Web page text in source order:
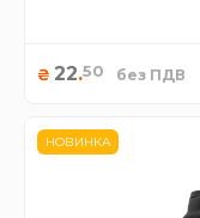
₴ 22.50 без ПДВ
НОВИНКА